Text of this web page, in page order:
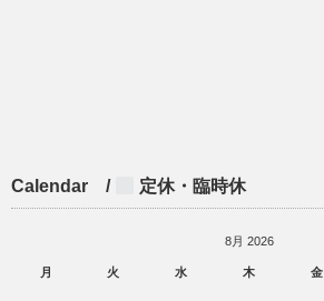
Calendar / 定休・臨時休
8月 2026
月 火 水 木 金